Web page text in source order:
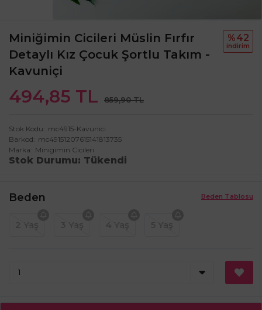
Miniğimin Cicileri Müslin Fırfır
Detaylı Kız Çocuk Şortlu Takım -
Kavuniçi
494,85 TL 859,90 TL
%42
i̇ndi̇ri̇m
Stok Kodu
mc4915-Kavunici
Barkod
mc49151207615141813735
Marka
Minigimin Cicileri
Stok Durumu Tükendi
Beden Tablosu
Beden